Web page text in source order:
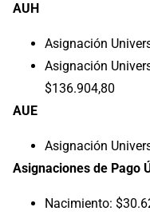
AUH
Asignación
Asignación
$136.904,80
AUE
Asignación
Asignaciones de Pago
Nacimiento: